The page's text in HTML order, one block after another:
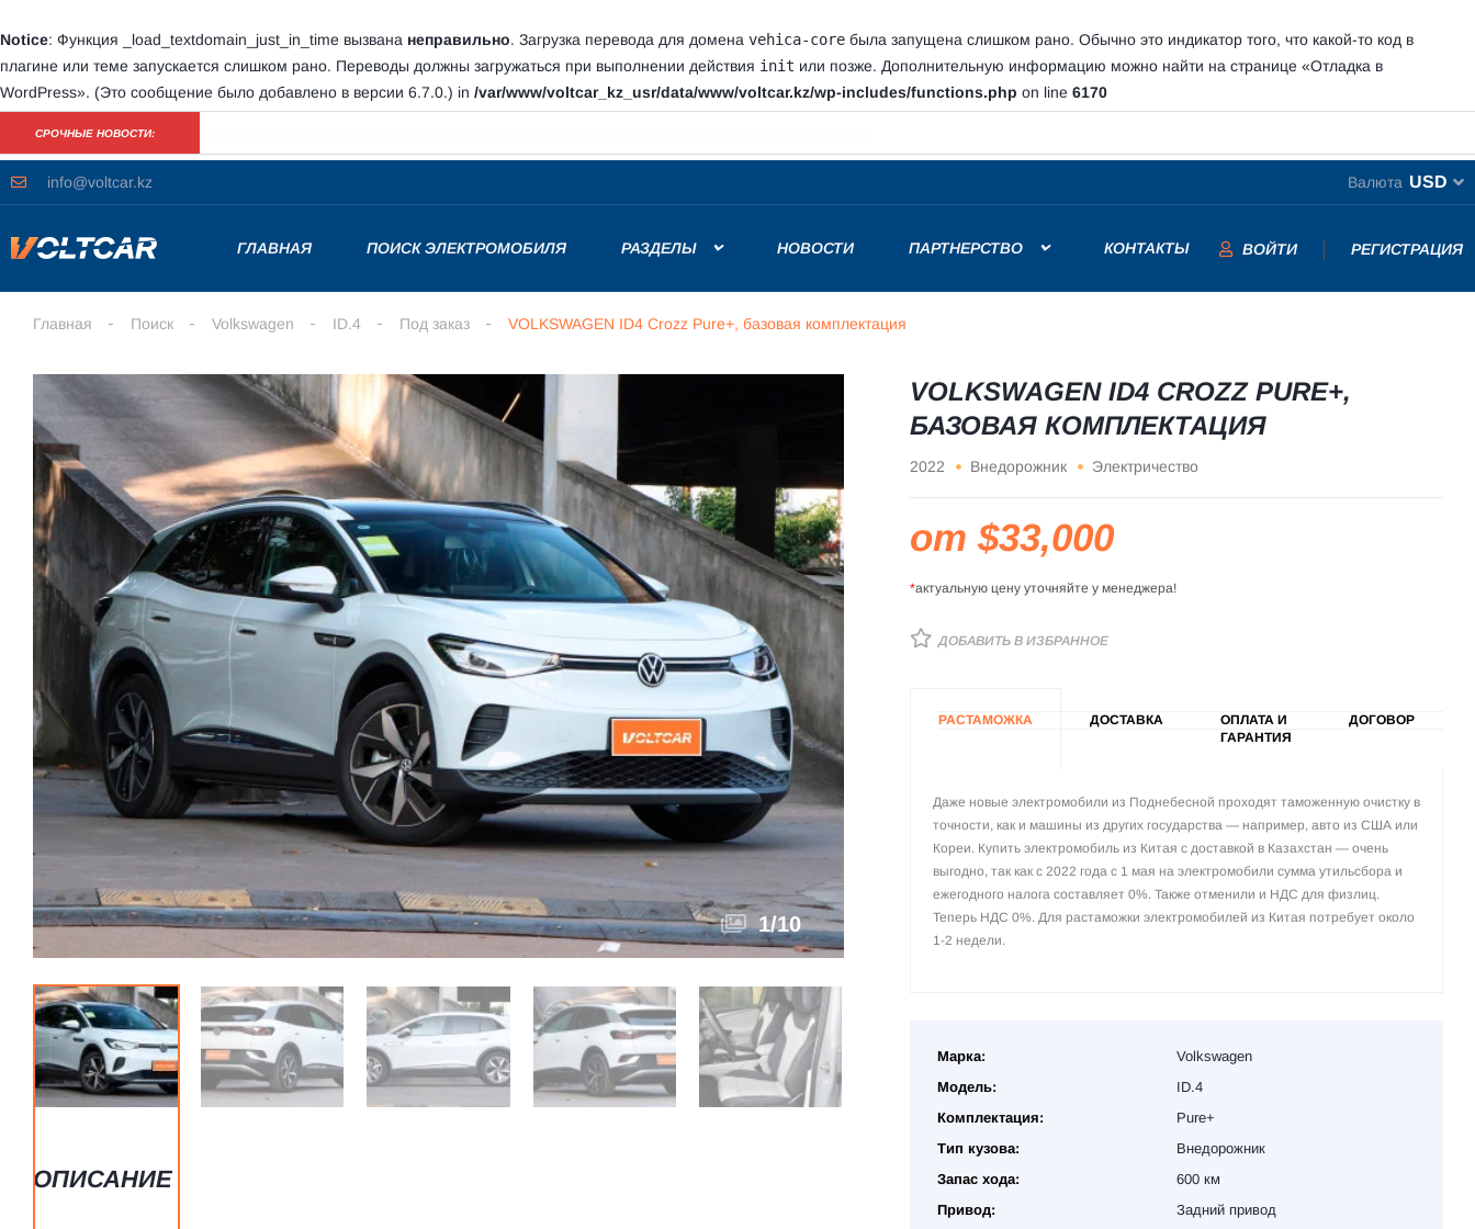
Notice: Функция _load_textdomain_just_in_time вызвана неправильно. Загрузка перевода для домена vehica-core была запущена слишком рано. Обычно это индикатор того, что какой-то код в
плагине или теме запускается слишком рано. Переводы должны загружаться при выполнении действия init или позже. Дополнительную информацию можно найти на странице «Отладка в
WordPress». (Это сообщение было добавлено в версии 6.7.0.) in /var/www/voltcar_kz_usr/data/www/voltcar.kz/wp-includes/functions.php on line 6170
СРОЧНЫЕ НОВОСТИ:
info@voltcar.kz Валюта USD
ГЛАВНАЯ ПОИСК ЭЛЕКТРОМОБИЛЯ РАЗДЕЛЫ НОВОСТИ ПАРТНЕРСТВО КОНТАКТЫ ВОЙТИ РЕГИСТРАЦИЯ
Главная Поиск Volkswagen ID.4 Под заказ VOLKSWAGEN ID4 Crozz Pure+, базовая комплектация
1/10
ОПИСАНИЕ
VOLKSWAGEN ID4 CROZZ PURE+,
БАЗОВАЯ КОМПЛЕКТАЦИЯ
2022 Внедорожник Электричество
от $33,000
*актуальную цену уточняйте у менеджера!
ДОБАВИТЬ В ИЗБРАННОЕ
РАСТАМОЖКА ДОСТАВКА
ОПЛАТА И
ГАРАНТИЯ
ДОГОВОР
Даже новые электромобили из Поднебесной проходят таможенную очистку в
точности, как и машины из других государства — например, авто из США или
Кореи. Купить электромобиль из Китая с доставкой в Казахстан — очень
выгодно, так как с 2022 года с 1 мая на электромобили сумма утильсбора и
ежегодного налога составляет 0%. Также отменили и НДС для физлиц.
Теперь НДС 0%. Для растаможки электромобилей из Китая потребует около
1-2 недели.
Марка:
Volkswagen
Модель:
ID.4
Комплектация:
Pure+
Тип кузова:
Внедорожник
Запас хода:
600 км
Привод:
Задний привод